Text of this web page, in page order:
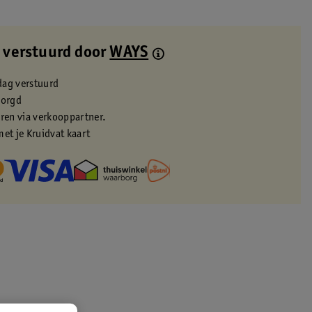
verstuurd door WAYS
verstuurd
via verkooppartner.
je Kruidvat kaart